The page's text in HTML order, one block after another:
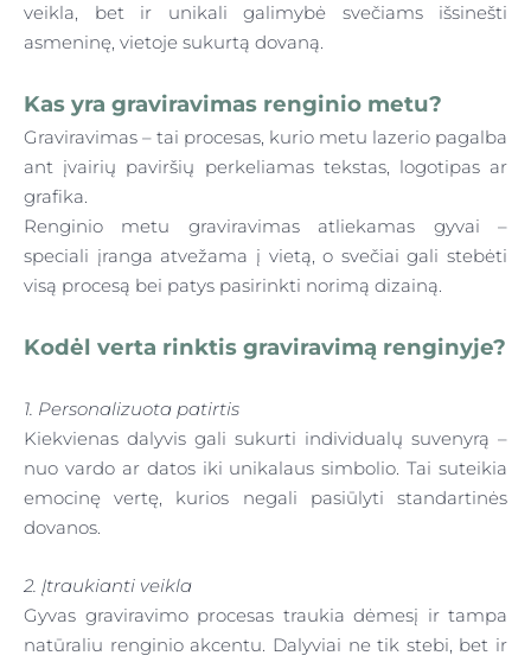
veikla, bet ir unikali galimybė svečiams išsinešti
asmeninę, vietoje sukurtą dovaną.
Kas yra graviravimas renginio metu?
Graviravimas – tai procesas, kurio metu lazerio pagalba
ant įvairių paviršių perkeliamas tekstas, logotipas ar
grafika.
Renginio metu graviravimas atliekamas gyvai –
speciali įranga atvežama į vietą, o svečiai gali stebėti
visą procesą bei patys pasirinkti norimą dizainą.
Kodėl verta rinktis graviravimą renginyje?
1. Personalizuota patirtis
Kiekvienas dalyvis gali sukurti individualų suvenyrą –
nuo vardo ar datos iki unikalaus simbolio. Tai suteikia
emocinę vertę, kurios negali pasiūlyti standartinės
dovanos.
2. Įtraukianti veikla
Gyvas graviravimo procesas traukia dėmesį ir tampa
natūraliu renginio akcentu. Dalyviai ne tik stebi, bet ir